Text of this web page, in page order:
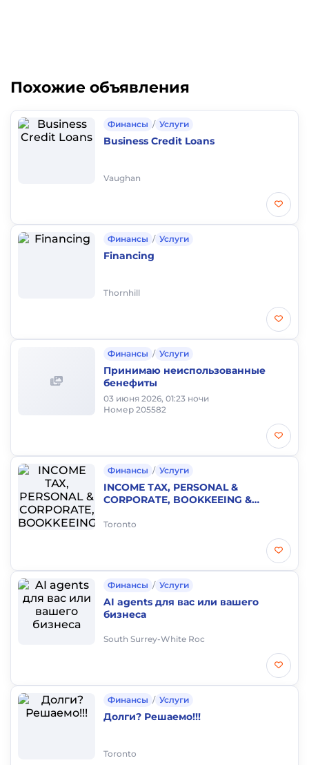
Похожие объявления
Финансы / Услуги
Business Credit Loans
Vaughan
Финансы / Услуги
Financing
Thornhill
Финансы / Услуги
Принимаю неиспользованные
бенефиты
03 июня 2026, 01:23 ночи
Номер 205582
Финансы / Услуги
INCОМЕ ТАХ, PERSONAL &
CORPORATE, BOOKKEEING &
Toronto
Финансы / Услуги
AI agents для вас или вашего
бизнеса
South Surrey-White Roc
Финансы / Услуги
Долги? Решаемо!!!
Toronto